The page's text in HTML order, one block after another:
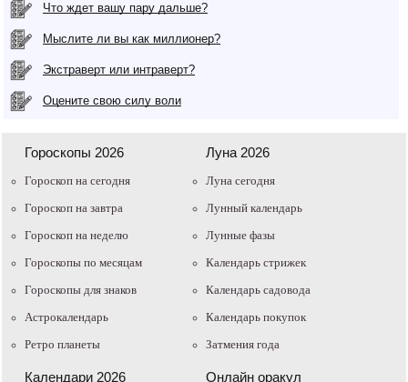
Что ждет вашу пару дальше?
Мыслите ли вы как миллионер?
Экстраверт или интраверт?
Оцените свою силу воли
Гороскопы 2026
Гороскоп на сегодня
Гороскоп на завтра
Гороскоп на неделю
Гороскопы по месяцам
Гороскопы для знаков
Астрокалендарь
Ретро планеты
Луна 2026
Луна сегодня
Лунный календарь
Лунные фазы
Календарь стрижек
Календарь садовода
Календарь покупок
Затмения года
Календари 2026 Онлайн оракул